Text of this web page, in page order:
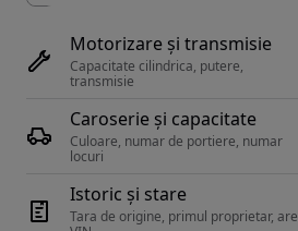
Motorizare și transmisie
Capacitate cilindrica, putere,
transmisie
Caroserie și capacitate
Culoare, numar de portiere, numar
locuri
Istoric și stare
Tara de origine, primul proprietar, are